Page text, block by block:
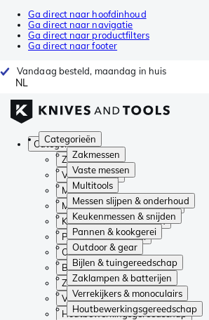
Ga direct naar hoofdinhoud
Ga direct naar navigatie
Ga direct naar productfilters
Ga direct naar footer
Vandaag besteld, maandag in huis
NL
Categorieën
Zakmessen
Vaste messen
Multitools
Messen slijpen & onderhoud
Keukenmessen & snijden
Pannen & kookgerei
Outdoor & gear
Bijlen & tuingereedschap
Zaklampen & batterijen
Verrekijkers & monoculairs
Houtbewerkingsgereedschap
Categorieën
Zakmessen
Vaste messen
Multitools
Messen slijpen & onderhoud
Keukenmessen & snijden
Pannen & kookgerei
Outdoor & gear
Bijlen & tuingereedschap
Zaklampen & batterijen
Verrekijkers & monoculairs
Houtbewerkingsgereedschap